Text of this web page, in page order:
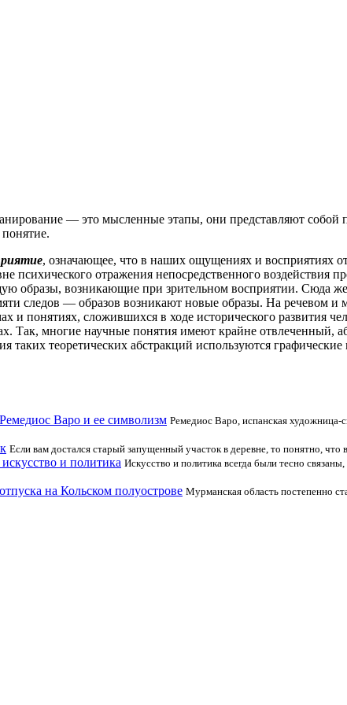
— это мысленные этапы, они представляют собой
, означающее, что в наших ощущениях и восприятиях
психического отражения непосредственного воздействия
образы, возникающие при зрительном восприятии. Сюда
следов — образов возникают новые образы. На речевом
понятиях, сложившихся в ходе исторического развития
Так, многие научные понятия имеют крайне отвлеченный,
таких теоретических абстракций используются
Варо и ее символизм Ремедиос Варо, испанская художница-
Если вам достался старый запущенный участок в деревне, то понятно,
и политика Искусство и политика всегда были тесно
на Кольском полуострове Мурманская область постепенно